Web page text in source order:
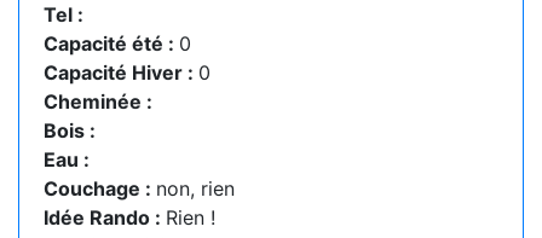
Tel :
Capacité été : 0
Capacité Hiver : 0
Cheminée :
Bois :
Eau :
Couchage : non, rien
Idée Rando : Rien !